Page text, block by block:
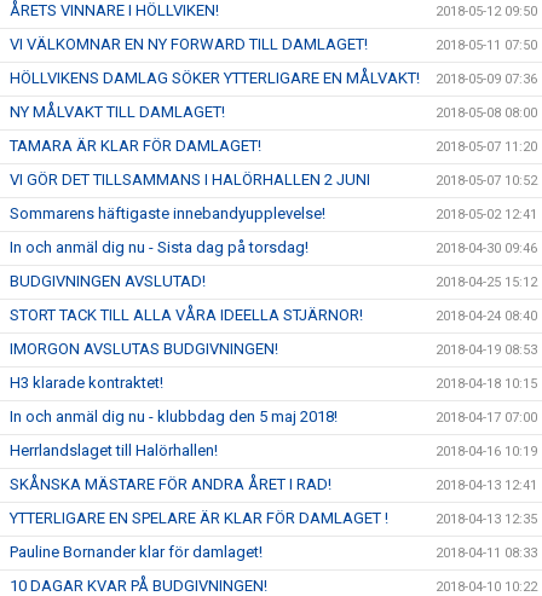
ÅRETS VINNARE I HÖLLVIKEN! 2018-05-12 09:50
VI VÄLKOMNAR EN NY FORWARD TILL DAMLAGET! 2018-05-11 07:50
HÖLLVIKENS DAMLAG SÖKER YTTERLIGARE EN MÅLVAKT! 2018-05-09 07:36
NY MÅLVAKT TILL DAMLAGET! 2018-05-08 08:00
TAMARA ÄR KLAR FÖR DAMLAGET! 2018-05-07 11:20
VI GÖR DET TILLSAMMANS I HALÖRHALLEN 2 JUNI 2018-05-07 10:52
Sommarens häftigaste innebandyupplevelse! 2018-05-02 12:41
In och anmäl dig nu - Sista dag på torsdag! 2018-04-30 09:46
BUDGIVNINGEN AVSLUTAD! 2018-04-25 15:12
STORT TACK TILL ALLA VÅRA IDEELLA STJÄRNOR! 2018-04-24 08:40
IMORGON AVSLUTAS BUDGIVNINGEN! 2018-04-19 08:53
H3 klarade kontraktet! 2018-04-18 10:15
In och anmäl dig nu - klubbdag den 5 maj 2018! 2018-04-17 07:00
Herrlandslaget till Halörhallen! 2018-04-16 10:19
SKÅNSKA MÄSTARE FÖR ANDRA ÅRET I RAD! 2018-04-13 12:41
YTTERLIGARE EN SPELARE ÄR KLAR FÖR DAMLAGET ! 2018-04-13 12:35
Pauline Bornander klar för damlaget! 2018-04-11 08:33
10 DAGAR KVAR PÅ BUDGIVNINGEN! 2018-04-10 10:22